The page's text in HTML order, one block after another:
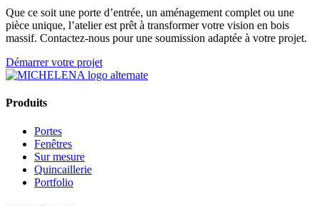
Que ce soit une porte d’entrée, un aménagement complet ou une
pièce unique, l’atelier est prêt à transformer votre vision en bois
massif. Contactez-nous pour une soumission adaptée à votre projet.
Démarrer votre projet
Produits
Portes
Fenêtres
Sur mesure
Quincaillerie
Portfolio